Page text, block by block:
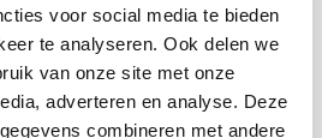
voor social media te bieden
te analyseren. Ook delen we
van onze site met onze
adverteren en analyse. Deze
combineren met andere
BEKIJK PRODUCT